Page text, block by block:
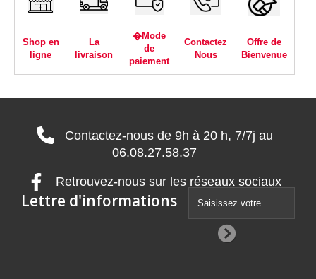
Shop en
ligne
La
livraison
�Mode
de
paiement
Contactez
Nous
Offre de
Bienvenue
Contactez-nous de 9h à 20 h, 7/7j au
06.08.27.58.37
Retrouvez-nous sur les réseaux sociaux
Lettre d'informations